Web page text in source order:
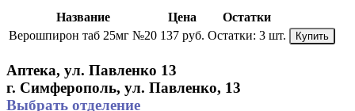
Название Цена
Остатки
Верошпирон таб 25мг №20 137 руб. Остатки: 3 шт. Купить
Аптека, ул. Павленко 13
г. Симферополь, ул. Павленко, 13
Выбрать отделение